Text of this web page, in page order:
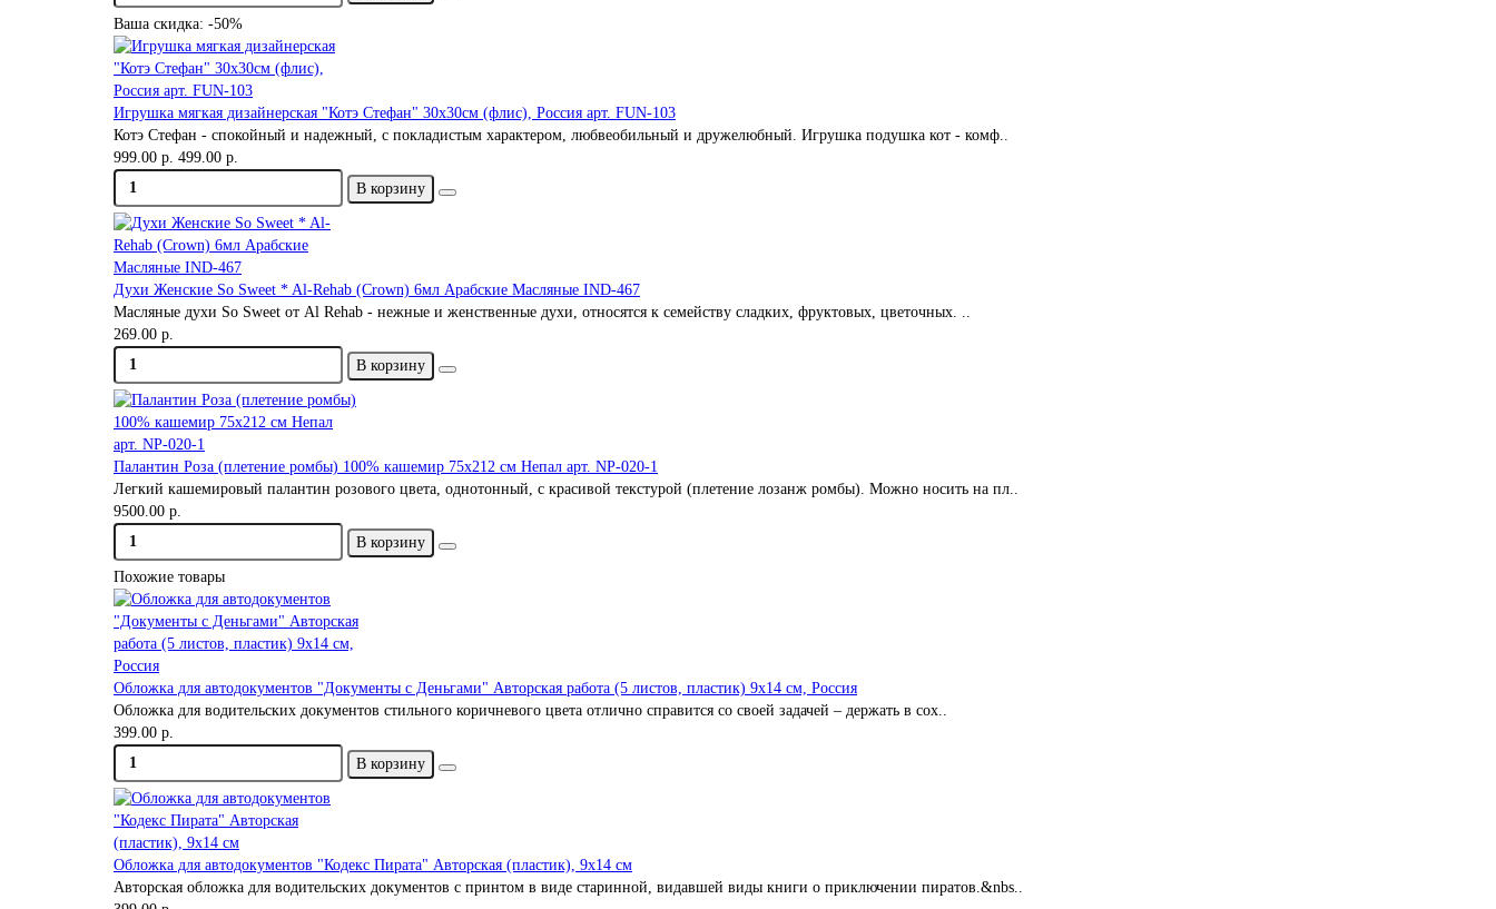
Ваша скидка: -50%
Игрушка мягкая дизайнерская "Котэ Стефан" 30х30см (флис), Россия арт. FUN-103
Котэ Стефан - спокойный и надежный, с покладистым характером, любвеобильный и дружелюбный. Игрушка подушка кот - комф..
999.00 р. 499.00 р.
В корзину
Духи Женские So Sweet * Al-Rehab (Crown) 6мл Арабские Масляные IND-467
Масляные духи So Sweet от Al Rehab - нежные и женственные духи, относятся к семейству сладких, фруктовых, цветочных. ..
269.00 р.
В корзину
Палантин Роза (плетение ромбы) 100% кашемир 75х212 см Непал арт. NP-020-1
Легкий кашемировый палантин розового цвета, однотонный, с красивой текстурой (плетение лозанж ромбы). Можно носить на пл..
9500.00 р.
В корзину
Похожие товары
Обложка для автодокументов "Документы с Деньгами" Авторская работа (5 листов, пластик) 9х14 см, Россия
Обложка для водительских документов стильного коричневого цвета отлично справится со своей задачей – держать в сох..
399.00 р.
В корзину
Обложка для автодокументов "Кодекс Пирата" Авторская (пластик), 9х14 см
Авторская обложка для водительских документов с принтом в виде старинной, видавшей виды книги о приключении пиратов.&nbs..